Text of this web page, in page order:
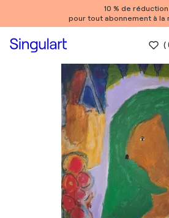
10 % de réduction
pour tout abonnement à la
(